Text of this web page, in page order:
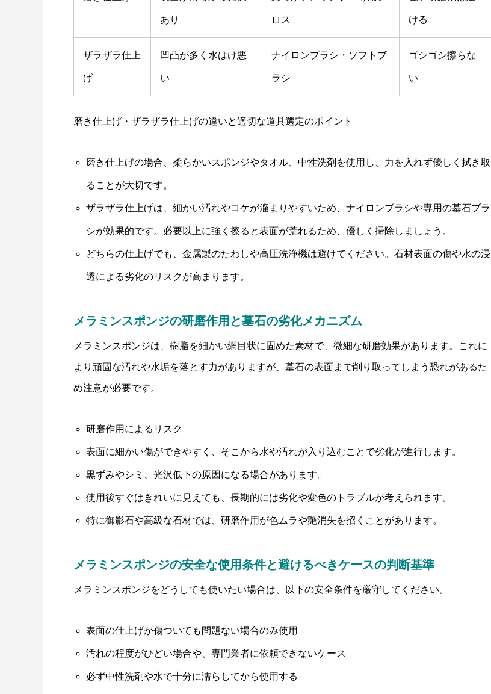
あり ロス ける
ザラザラ仕上
げ
凹凸が多く水はけ悪
い
ナイロンブラシ・ソフトブ
ラシ
ゴシゴシ擦らな
い
磨き仕上げ・ザラザラ仕上げの違いと適切な道具選定のポイント
磨き仕上げの場合、柔らかいスポンジやタオル、中性洗剤を使用し、力を入れず優しく拭き取
ることが大切です。
ザラザラ仕上げは、細かい汚れやコケが溜まりやすいため、ナイロンブラシや専用の墓石ブラ
シが効果的です。必要以上に強く擦ると表面が荒れるため、優しく掃除しましょう。
どちらの仕上げでも、金属製のたわしや高圧洗浄機は避けてください。石材表面の傷や水の浸
透による劣化のリスクが高まります。
メラミンスポンジの研磨作用と墓石の劣化メカニズム
メラミンスポンジは、樹脂を細かい網目状に固めた素材で、微細な研磨効果があります。これに
より頑固な汚れや水垢を落とす力がありますが、墓石の表面まで削り取ってしまう恐れがあるた
め注意が必要です。
研磨作用によるリスク
表面に細かい傷ができやすく、そこから水や汚れが入り込むことで劣化が進行します。
黒ずみやシミ、光沢低下の原因になる場合があります。
使用後すぐはきれいに見えても、長期的には劣化や変色のトラブルが考えられます。
特に御影石や高級な石材では、研磨作用が色ムラや艶消失を招くことがあります。
メラミンスポンジの安全な使用条件と避けるべきケースの判断基準
メラミンスポンジをどうしても使いたい場合は、以下の安全条件を厳守してください。
表面の仕上げが傷ついても問題ない場合のみ使用
汚れの程度がひどい場合や、専門業者に依頼できないケース
必ず中性洗剤や水で十分に濡らしてから使用する